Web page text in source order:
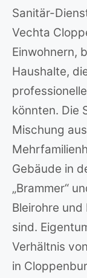
Sanitär-
Vechta
Einwohnern,
Haushalte,
könnten. Die
Mischung
Gebäude in
„Brammer“
Bleirohre
sind.
Verhältnis
in